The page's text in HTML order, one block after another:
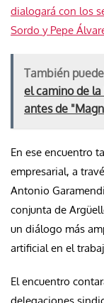
dialogará con los
Sordo y Pepe
También
el camino de
antes de
En ese encuentro
empresarial, a
Antonio
conjunta de
un diálogo más
artificial en el
El encuentro